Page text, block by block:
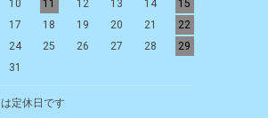
10 11 12 13 14
15
17 18 19 20 21
22
24 25 26 27 28
29
31
は定休日です